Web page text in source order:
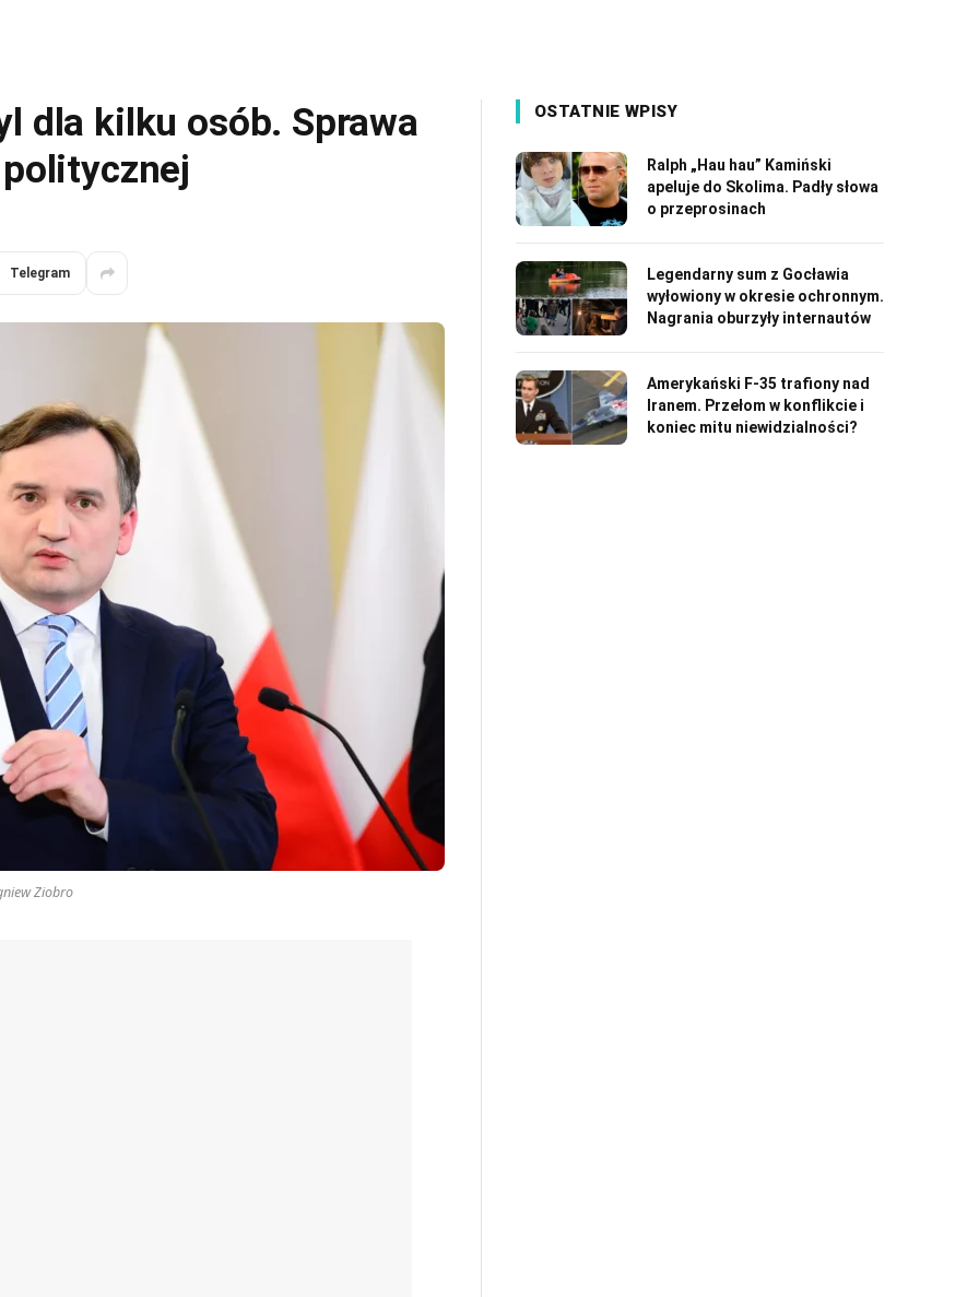
dla kilku osób. Sprawa
Telegram
Ziobro
OSTATNIE WPISY
Ralph „Hau hau” Kamiński
apeluje do Skolima. Padły słowa
o przeprosinach
Legendarny sum z Gocławia
wyłowiony w okresie ochronnym.
Nagrania oburzyły internautów
Amerykański F-35 trafiony nad
Iranem. Przełom w konflikcie i
koniec mitu niewidzialności?